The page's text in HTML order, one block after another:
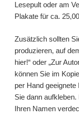
Lesepult oder am
Plakate für ca.
Zusätzlich sollten
produzieren, auf
hier!“ oder „Zur
können Sie im
per Hand
Sie dann
Ihren Namen